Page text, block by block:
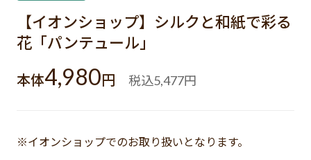
【イオンショップ】シルクと和紙で彩る
花「パンテュール」
本体4,980円 税込5,477円
※イオンショップでのお取り扱いとなります。